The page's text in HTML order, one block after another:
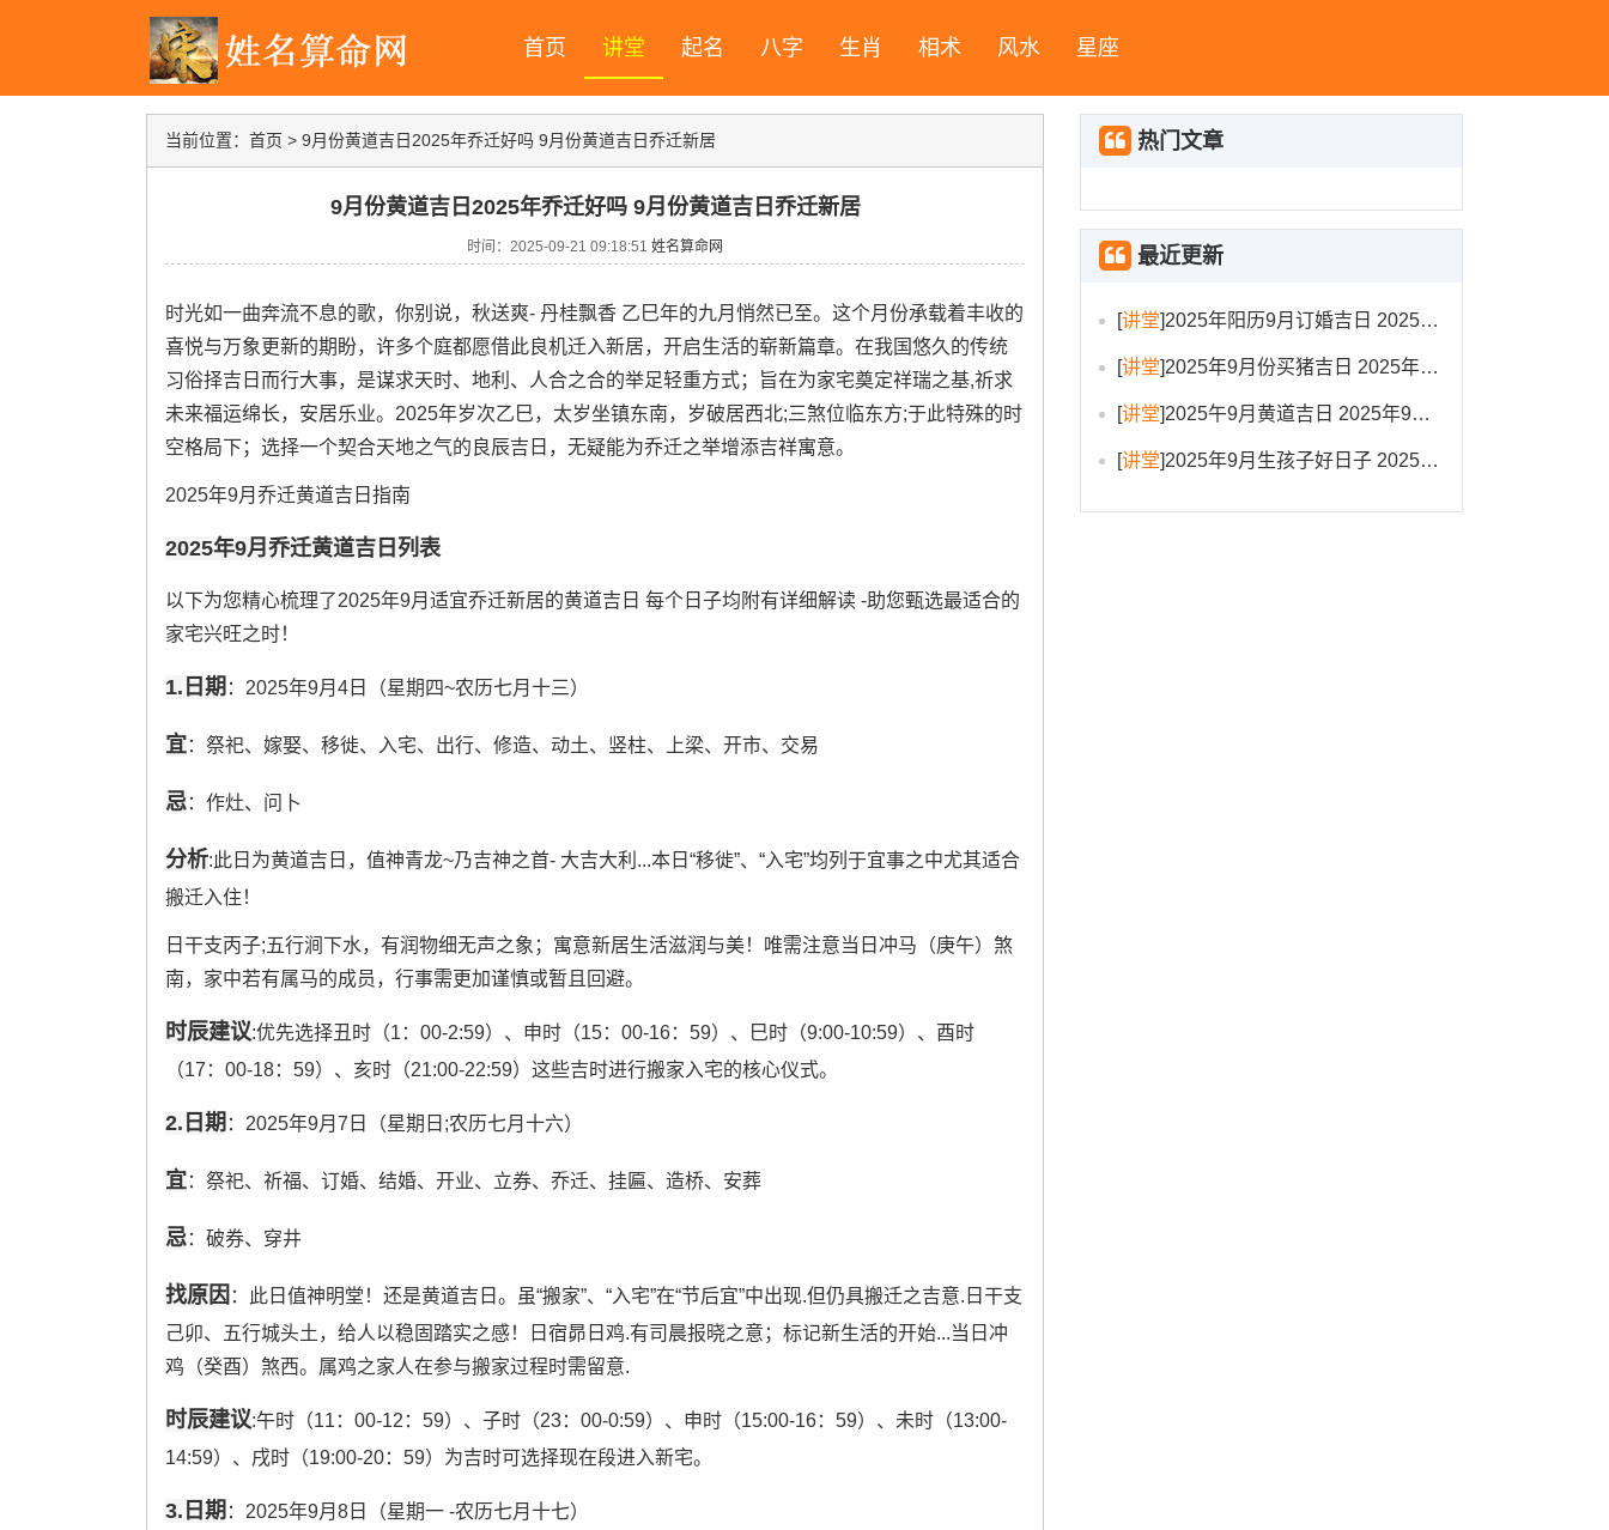
首页 讲堂 起名 八字 生肖 相术 风水 星座
当前位置： 首页 > 9月份黄道吉日2025年乔迁好吗 9月份黄道吉日乔迁新居
9月份黄道吉日2025年乔迁好吗 9月份黄道吉日乔迁新居
时间：2025-09-21 09:18:51 姓名算命网
时光如一曲奔流不息的歌，你别说，秋送爽- 丹桂飘香 乙巳年的九月悄然已至。这个月份承载着丰收的
喜悦与万象更新的期盼，许多个庭都愿借此良机迁入新居，开启生活的崭新篇章。在我国悠久的传统
习俗择吉日而行大事，是谋求天时、地利、人合之合的举足轻重方式；旨在为家宅奠定祥瑞之基,祈求
未来福运绵长，安居乐业。2025年岁次乙巳，太岁坐镇东南，岁破居西北;三煞位临东方;于此特殊的时
空格局下；选择一个契合天地之气的良辰吉日，无疑能为乔迁之举增添吉祥寓意。
2025年9月乔迁黄道吉日指南
2025年9月乔迁黄道吉日列表
以下为您精心梳理了2025年9月适宜乔迁新居的黄道吉日 每个日子均附有详细解读 -助您甄选最适合的
家宅兴旺之时！
1.日期 ：2025年9月4日（星期四~农历七月十三）
宜：祭祀、嫁娶、移徙、入宅、出行、修造、动土、竖柱、上梁、开市、交易
忌：作灶、问卜
分析:此日为黄道吉日，值神青龙~乃吉神之首- 大吉大利...本日“移徙”、“入宅”均列于宜事之中尤其适合
搬迁入住！
日干支丙子;五行涧下水，有润物细无声之象；寓意新居生活滋润与美！唯需注意当日冲马（庚午）煞
南，家中若有属马的成员，行事需更加谨慎或暂且回避。
时辰建议:优先选择丑时（1：00-2:59）、申时（15：00-16：59）、巳时（9:00-10:59）、酉时
（17：00-18：59）、亥时（21:00-22:59）这些吉时进行搬家入宅的核心仪式。
2.日期 ：2025年9月7日（星期日;农历七月十六）
宜：祭祀、祈福、订婚、结婚、开业、立券、乔迁、挂匾、造桥、安葬
忌：破券、穿井
找原因 ：此日值神明堂！还是黄道吉日。虽“搬家”、“入宅”在“节后宜”中出现.但仍具搬迁之吉意.日干支
己卯、五行城头土，给人以稳固踏实之感！日宿昴日鸡.有司晨报晓之意；标记新生活的开始...当日冲
鸡（癸酉）煞西。属鸡之家人在参与搬家过程时需留意.
时辰建议:午时（11：00-12：59）、子时（23：00-0:59）、申时（15:00-16：59）、未时（13:00-
14:59）、戌时（19:00-20：59）为吉时可选择现在段进入新宅。
3.日期 ：2025年9月8日（星期一 -农历七月十七）
热门文章
最近更新
[讲堂]2025年阳历9月订婚吉日 2025年9月订婚吉日有哪几天
[讲堂]2025年9月份买猪吉日 2025年9月买猪进圈吉日
[讲堂]2025午9月黄道吉日 2025年9月黄道吉日一览表大全
[讲堂]2025年9月生孩子好日子 2025年9月哪天生孩子比较好